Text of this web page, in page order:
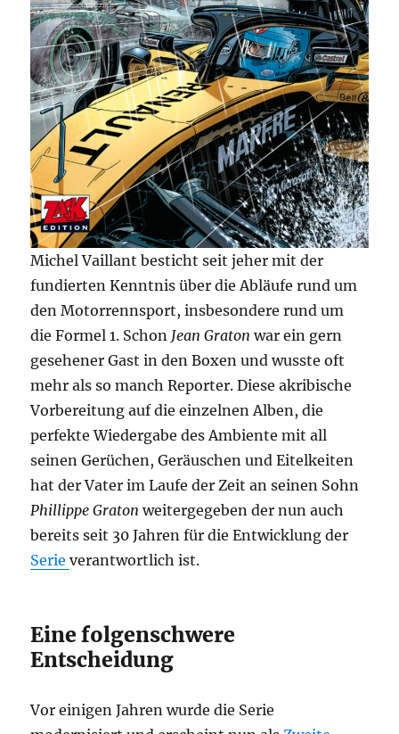
Michel Vaillant besticht seit jeher mit der
fundierten Kenntnis über die Abläufe rund um
den Motorrennsport, insbesondere rund um
die Formel 1. Schon Jean Graton war ein gern
gesehener Gast in den Boxen und wusste oft
mehr als so manch Reporter. Diese akribische
Vorbereitung auf die einzelnen Alben, die
perfekte Wiedergabe des Ambiente mit all
seinen Gerüchen, Geräuschen und Eitelkeiten
hat der Vater im Laufe der Zeit an seinen Sohn
Phillippe Graton weitergegeben der nun auch
bereits seit 30 Jahren für die Entwicklung der
Serieverantwortlich ist.
Eine folgenschwere
Entscheidung
Vor einigen Jahren wurde die Serie